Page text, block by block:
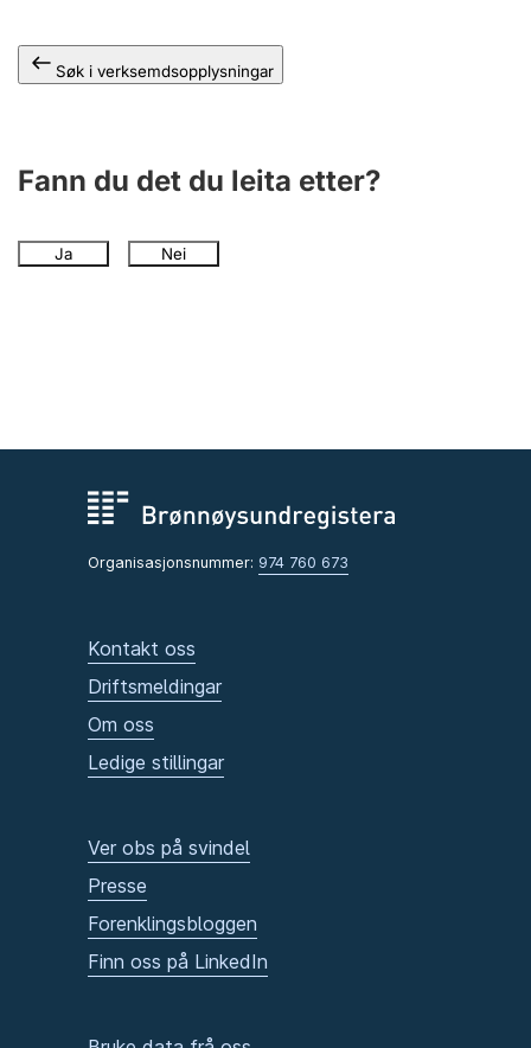
Søk i verksemdsopplysningar
Fann du det du leita etter?
Ja Nei
Organisasjonsnummer: 974 760 673
Kontakt oss
Driftsmeldingar
Om oss
Ledige stillingar
Ver obs på svindel
Presse
Forenklingsbloggen
Finn oss på LinkedIn